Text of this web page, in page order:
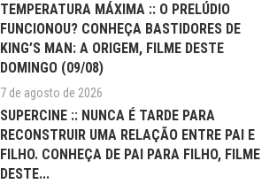
TEMPERATURA MÁXIMA :: O PRELÚDIO
FUNCIONOU? CONHEÇA BASTIDORES DE
KING’S MAN: A ORIGEM, FILME DESTE
DOMINGO (09/08)
7 de agosto de 2026
SUPERCINE :: NUNCA É TARDE PARA
RECONSTRUIR UMA RELAÇÃO ENTRE PAI E
FILHO. CONHEÇA DE PAI PARA FILHO, FILME
DESTE...